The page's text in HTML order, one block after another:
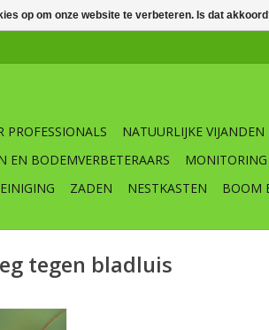
PROFESSIONALS NATUURLIJKE VIJANDEN
EN BODEMVERBETERAARS
MONITORING
ZADEN NESTKASTEN BOOM
tegen bladluis
op om onze website te verbeteren. Is dat